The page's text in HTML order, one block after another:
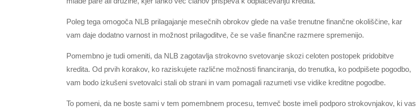
Poleg tega omogoča NLB prilagajanje mesečnih obrokov glede na vaše trenutne finančne okoliščine, kar
vam daje dodatno varnost in možnost prilagoditve, če se vaše finančne razmere spremenijo.
Pomembno je tudi omeniti, da NLB zagotavlja strokovno svetovanje skozi celoten postopek pridobitve
kredita. Od prvih korakov, ko raziskujete različne možnosti financiranja, do trenutka, ko podpišete pogodbo,
vam bodo izkušeni svetovalci stali ob strani in vam pomagali razumeti vse vidike kreditne pogodbe.
To pomeni, da ne boste sami v tem pomembnem procesu, temveč boste imeli podporo strokovnjakov, ki vas